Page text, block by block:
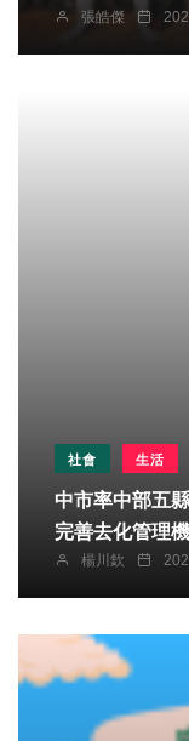
張皓傑
社會 生活
中市率中部五
完善去化管理
楊川欽